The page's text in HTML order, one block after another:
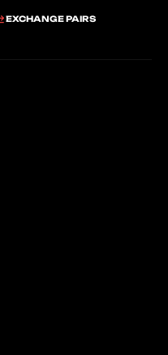
EXCHANGE PAIRS